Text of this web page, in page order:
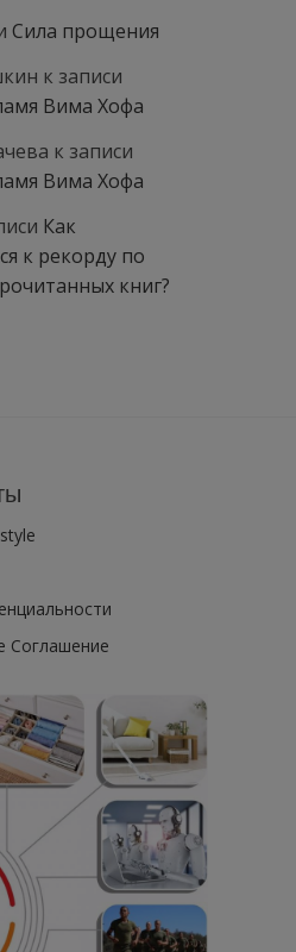
Сила прощения
к записи
Вима Хофа
к записи
Вима Хофа
Как
к рекорду по
книг?
Соглашение